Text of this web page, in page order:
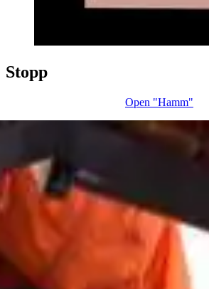
Stopp
Open "Hamm"